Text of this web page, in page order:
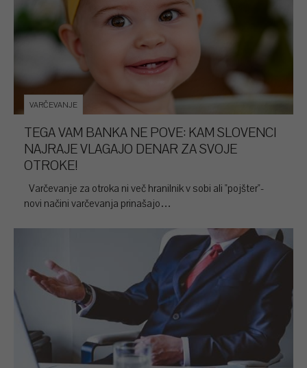
VARČEVANJE
TEGA VAM BANKA NE POVE: KAM SLOVENCI
NAJRAJE VLAGAJO DENAR ZA SVOJE
OTROKE!
Varčevanje za otroka ni več hranilnik v sobi ali "pojšter"-
novi načini varčevanja prinašajo…